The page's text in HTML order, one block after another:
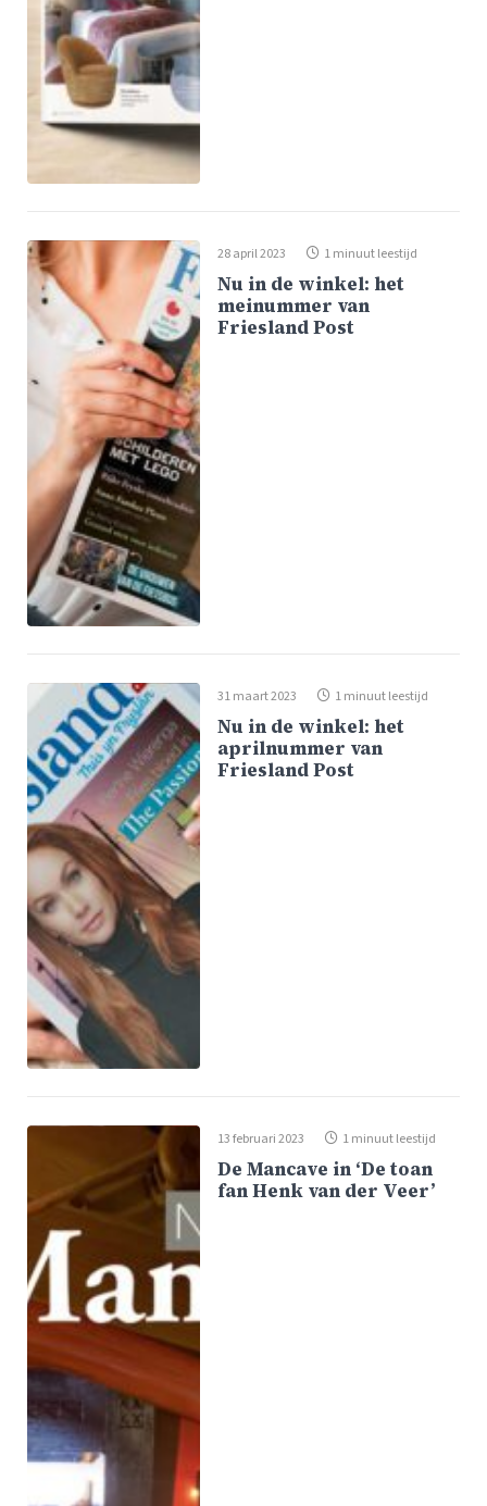
28 april 2023 1 minuut leestijd
Nu in de winkel: het
meinummer van
Friesland Post
31 maart 2023 1 minuut leestijd
Nu in de winkel: het
aprilnummer van
Friesland Post
13 februari 2023 1 minuut leestijd
De Mancave in ‘De toan
fan Henk van der Veer’